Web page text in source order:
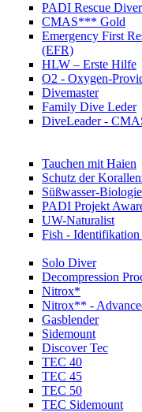
PADI Rescue Diver
CMAS*** Gold
Emergency First
(EFR)
HLW – Erste Hilfe
O2 - Oxygen-
Divemaster
Family Dive Leder
DiveLeader -
Tauchen mit Haien
Schutz der
Süßwasser-Biologie
PADI Projekt
UW-Naturalist
Fish -
Solo Diver
Decompression
Nitrox*
Nitrox** -
Gasblender
Sidemount
Discover Tec
TEC 40
TEC 45
TEC 50
TEC Sidemount